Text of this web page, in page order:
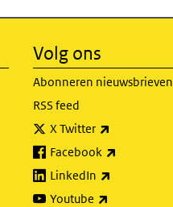
Volg ons
Abonneren nieuwsbrieven
RSS feed
X Twitter
Facebook
LinkedIn
Youtube